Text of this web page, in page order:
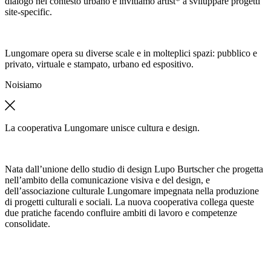
site-specific.
Lungomare opera su diverse scale e in molteplici spazi: pubblico e
privato, virtuale e stampato, urbano ed espositivo.
Noisiamo
La cooperativa Lungomare unisce cultura e design.
Nata dall’unione dello studio di design Lupo Burtscher che progetta
nell’ambito della comunicazione visiva e del design, e
dell’associazione culturale Lungomare impegnata nella produzione
di progetti culturali e sociali. La nuova cooperativa collega queste
due pratiche facendo confluire ambiti di lavoro e competenze
consolidate.